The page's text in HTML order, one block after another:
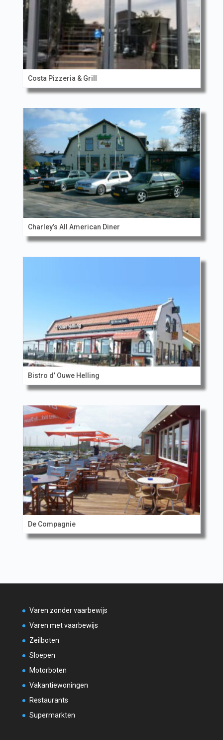
Costa Pizzeria & Grill
Charley’s All American Diner
Bistro d’ Ouwe Helling
De Compagnie
Varen zonder vaarbewijs
Varen met vaarbewijs
Zeilboten
Sloepen
Motorboten
Vakantiewoningen
Restaurants
Supermarkten